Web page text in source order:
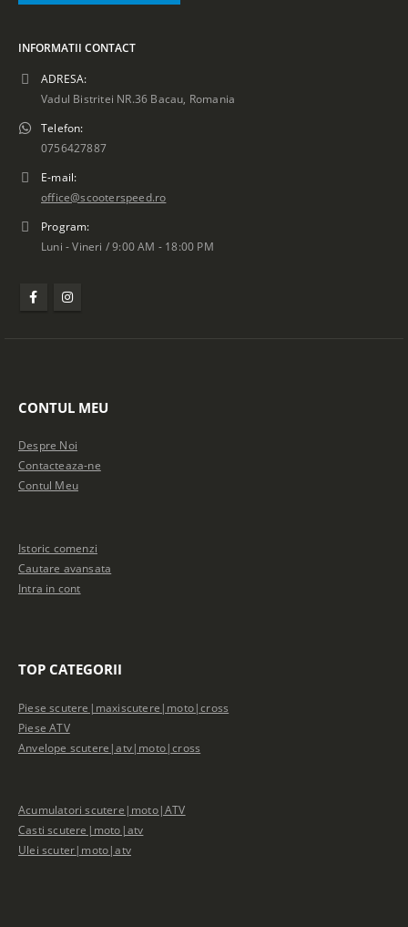
INFORMATII CONTACT
ADRESA:
Vadul Bistritei NR.36 Bacau, Romania
Telefon:
0756427887
E-mail:
office@scooterspeed.ro
Program:
Luni - Vineri / 9:00 AM - 18:00 PM
CONTUL MEU
Despre Noi
Contacteaza-ne
Contul Meu
Istoric comenzi
Cautare avansata
Intra in cont
TOP CATEGORII
Piese scutere|maxiscutere|moto|cross
Piese ATV
Anvelope scutere|atv|moto|cross
Acumulatori scutere|moto|ATV
Casti scutere|moto|atv
Ulei scuter|moto|atv